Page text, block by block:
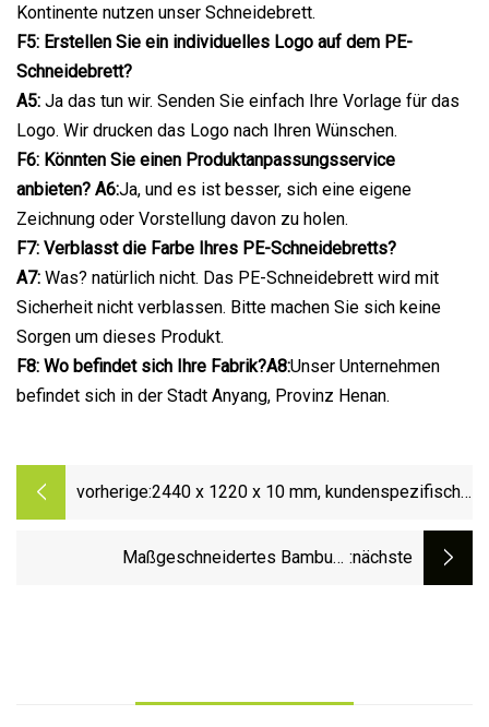
Kontinente nutzen unser Schneidebrett.
F5: Erstellen Sie ein individuelles Logo auf dem PE-
Schneidebrett?
A5: Ja das tun wir. Senden Sie einfach Ihre Vorlage für das
Logo. Wir drucken das Logo nach Ihren Wünschen.
F6: Könnten Sie einen Produktanpassungsservice
anbieten? A6:Ja, und es ist besser, sich eine eigene
Zeichnung oder Vorstellung davon zu holen.
F7: Verblasst die Farbe Ihres PE-Schneidebretts?
A7: Was? natürlich nicht. Das PE-Schneidebrett wird mit
Sicherheit nicht verblassen. Bitte machen Sie sich keine
Sorgen um dieses Produkt.
F8: Wo befindet sich Ihre Fabrik?A8:Unser Unternehmen
befindet sich in der Stadt Anyang, Provinz Henan.
vorherige:2440 x 1220 x 10 mm, kundenspezifische
Maßgeschneidertes Bambus- :nächste